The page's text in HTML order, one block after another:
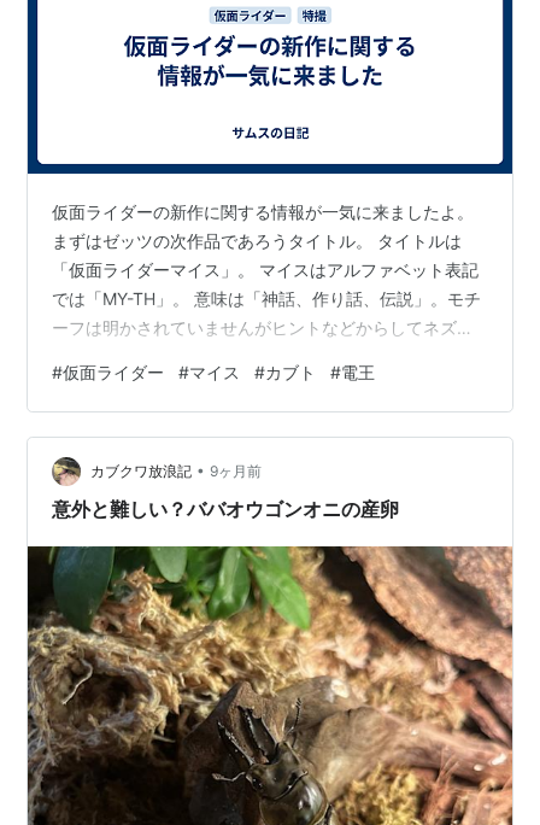
仮面ライダーの新作に関する情報が一気に来ましたよ。
まずはゼッツの次作品であろうタイトル。 タイトルは
「仮面ライダーマイス」。 マイスはアルファベット表記
では「MY-TH」。 意味は「神話、作り話、伝説」。モチ
ーフは明かされていませんがヒントなどからしてネズミ
いモチーフである。 次はVシネ展開する仮面ライダーカ
ブト20th作品で副題は「天を継ぐもの」。 11月6日
（金）から期間限定で上映され、2027年2月10日（水）
にソフトの販売。こちらはスタッフ、キャスト共に公開
されており当時の方々になっておりました。 ただ、天道
#仮面ライダー #マイス #カブト #電王
カブクワ放浪記 • 9ヶ月前
意外と難しい？ババオウゴンオニの産卵